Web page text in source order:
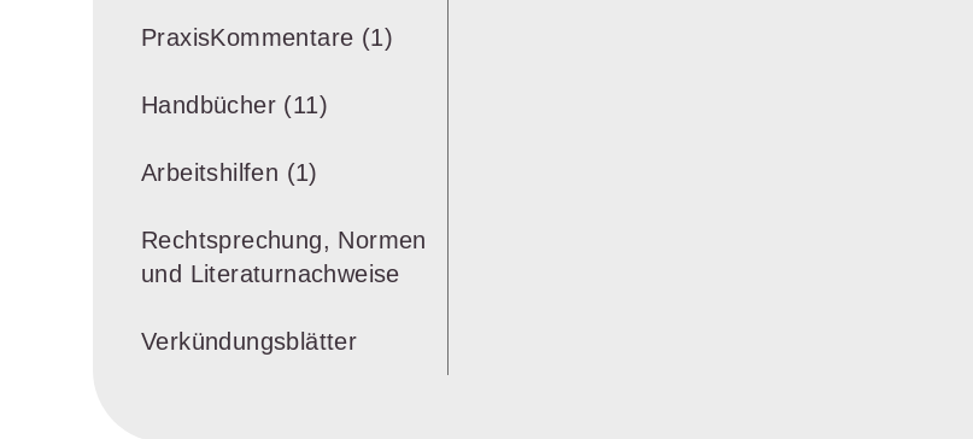
PraxisKommentare (1)
Handbücher (11)
Arbeitshilfen (1)
Rechtsprechung, Normen
und Literaturnachweise
Verkündungsblätter